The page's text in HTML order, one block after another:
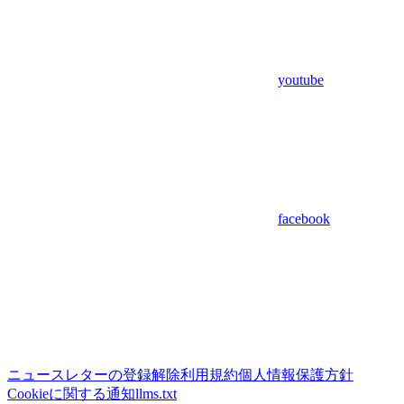
youtube
facebook
ニュースレターの登録解除利用規約個人情報保護方針
Cookieに関する通知llms.txt